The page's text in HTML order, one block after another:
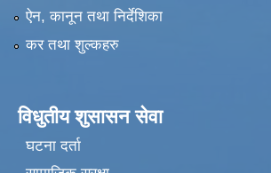
ऐन, कानून तथा निर्देशिका
कर तथा शुल्कहरु
विधुतीय शुसासन सेवा
घटना दर्ता